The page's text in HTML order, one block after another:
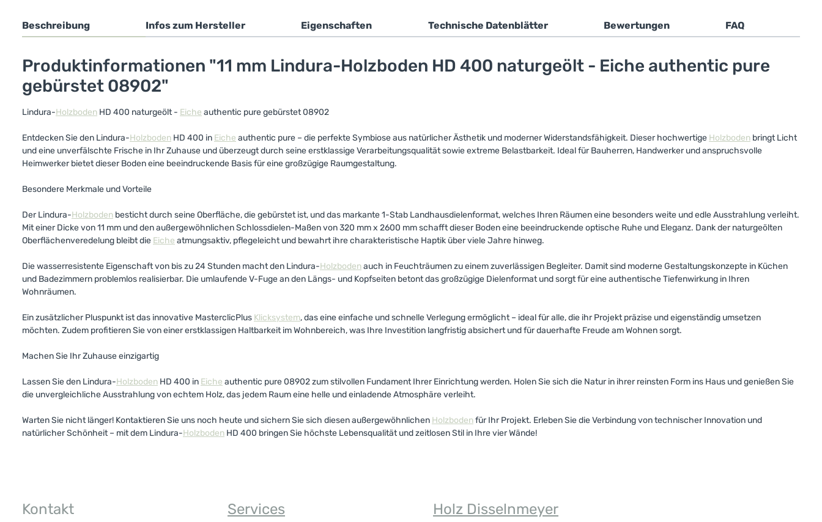
Beschreibung Infos zum Hersteller Eigenschaften Technische Datenblätter Bewertungen FAQ
Produktinformationen "11 mm Lindura-Holzboden HD 400 naturgeölt - Eiche authentic pure
gebürstet 08902"
Lindura-Holzboden HD 400 naturgeölt - Eiche authentic pure gebürstet 08902
Entdecken Sie den Lindura-Holzboden HD 400 in Eiche authentic pure – die perfekte Symbiose aus natürlicher Ästhetik und moderner Widerstandsfähigkeit. Dieser hochwertige Holzboden bringt Licht
und eine unverfälschte Frische in Ihr Zuhause und überzeugt durch seine erstklassige Verarbeitungsqualität sowie extreme Belastbarkeit. Ideal für Bauherren, Handwerker und anspruchsvolle
Heimwerker bietet dieser Boden eine beeindruckende Basis für eine großzügige Raumgestaltung.
Besondere Merkmale und Vorteile
Der Lindura-Holzboden besticht durch seine Oberfläche, die gebürstet ist, und das markante 1-Stab Landhausdielenformat, welches Ihren Räumen eine besonders weite und edle Ausstrahlung verleiht.
Mit einer Dicke von 11 mm und den außergewöhnlichen Schlossdielen-Maßen von 320 mm x 2600 mm schafft dieser Boden eine beeindruckende optische Ruhe und Eleganz. Dank der naturgeölten
Oberflächenveredelung bleibt die Eiche atmungsaktiv, pflegeleicht und bewahrt ihre charakteristische Haptik über viele Jahre hinweg.
Die wasserresistente Eigenschaft von bis zu 24 Stunden macht den Lindura-Holzbodenauch in Feuchträumen zu einem zuverlässigen Begleiter. Damit sind moderne Gestaltungskonzepte in Küchen
und Badezimmern problemlos realisierbar. Die umlaufende V-Fuge an den Längs- und Kopfseiten betont das großzügige Dielenformat und sorgt für eine authentische Tiefenwirkung in Ihren
Wohnräumen.
Ein zusätzlicher Pluspunkt ist das innovative MasterclicPlus Klicksystem, das eine einfache und schnelle Verlegung ermöglicht – ideal für alle, die ihr Projekt präzise und eigenständig umsetzen
möchten. Zudem profitieren Sie von einer erstklassigen Haltbarkeit im Wohnbereich, was Ihre Investition langfristig absichert und für dauerhafte Freude am Wohnen sorgt.
Machen Sie Ihr Zuhause einzigartig
Lassen Sie den Lindura-Holzboden HD 400 in Eiche authentic pure 08902 zum stilvollen Fundament Ihrer Einrichtung werden. Holen Sie sich die Natur in ihrer reinsten Form ins Haus und genießen Sie
die unvergleichliche Ausstrahlung von echtem Holz, das jedem Raum eine helle und einladende Atmosphäre verleiht.
Warten Sie nicht länger! Kontaktieren Sie uns noch heute und sichern Sie sich diesen außergewöhnlichen Holzbodenfür Ihr Projekt. Erleben Sie die Verbindung von technischer Innovation und
natürlicher Schönheit – mit dem Lindura-Holzboden HD 400 bringen Sie höchste Lebensqualität und zeitlosen Stil in Ihre vier Wände!
Kontakt Services
Holz Disselnmeyer